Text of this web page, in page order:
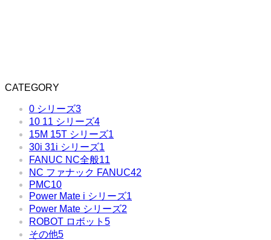
CATEGORY
0 シリーズ3
10 11 シリーズ4
15M 15T シリーズ1
30i 31i シリーズ1
FANUC NC全般11
NC ファナック FANUC42
PMC10
Power Mate i シリーズ1
Power Mate シリーズ2
ROBOT ロボット 5
その他5